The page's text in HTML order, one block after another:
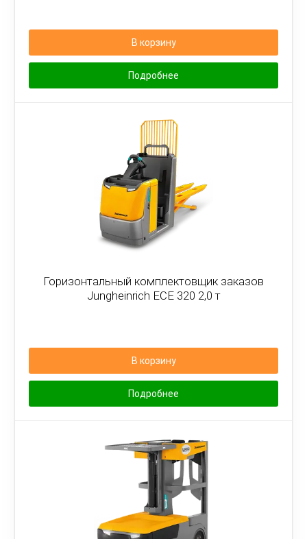
В корзину
Подробнее
Горизонтальный комплектовщик заказов
Jungheinrich ECE 320 2,0 т
В корзину
Подробнее